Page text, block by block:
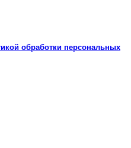
обработки персональных